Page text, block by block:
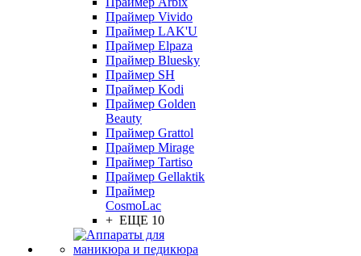
Праймер Vivido
Праймер LAK'U
Праймер Elpaza
Праймер Bluesky
Праймер SH
Праймер Kodi
Праймер Golden
Beauty
Праймер Grattol
Праймер Mirage
Праймер Tartiso
Праймер Gellaktik
Праймер
CosmoLac
+ ЕЩЕ 10